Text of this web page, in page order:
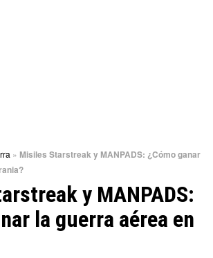
» Misiles Starstreak y MANPADS: ¿Cómo ganar
y MANPADS:
la guerra aérea en